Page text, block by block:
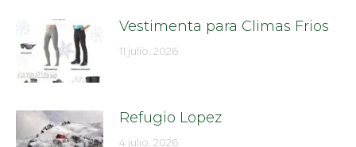
Vestimenta para Climas Frios
11 julio, 2026
Refugio Lopez
4 julio, 2026